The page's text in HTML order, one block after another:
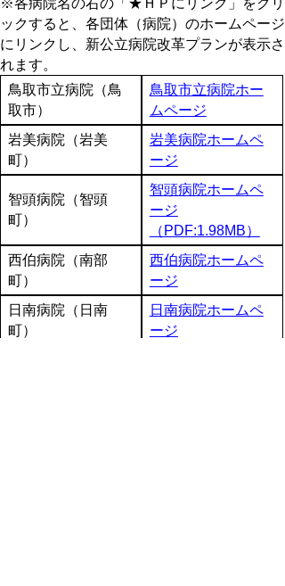
ックすると、各団体（病院）のホームページ
にリンクし、新公立病院改革プランが表示さ
れます。
鳥取市立病院（鳥
取市）
鳥取市立病院ホー
ムページ
岩美病院（岩美
町）
岩美病院ホームペ
ージ
智頭病院（智頭
町）
智頭病院ホームペ
ージ
（PDF:1.98MB）
西伯病院（南部
町）
西伯病院ホームペ
ージ
日南病院（日南
町）
日南病院ホームペ
ージ